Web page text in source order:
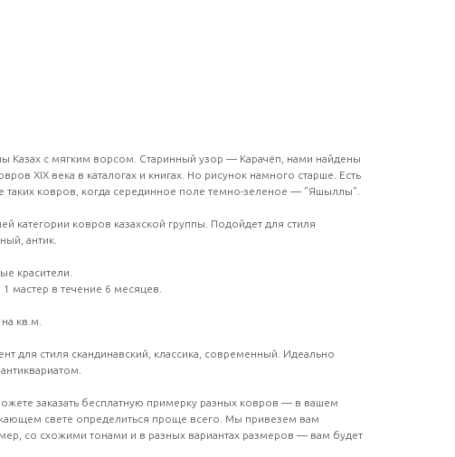
Казах с мягким ворсом. Старинный узор — Карачёп, нами найдены
XIX века в каталогах и книгах. Но рисунок намного старше. Есть
таких ковров, когда серединное поле темно-зеленое — "Яшыллы".
категории ковров казахской группы. Подойдет для стиля
антик.
красители.
мастер в течение 6 месяцев.
кв.м.
для стиля скандинавский, классика, современный. Идеально
заказать бесплатную примерку разных ковров — в вашем
свете определиться проще всего. Мы привезем вам
со схожими тонами и в разных вариантах размеров — вам будет